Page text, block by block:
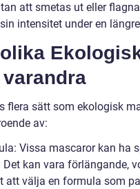
att smetas ut eller
intensitet under en
flera sätt som ekologisk
av:
Vissa mascaror kan ha
Det kan vara förlängande,
att välja en formula som